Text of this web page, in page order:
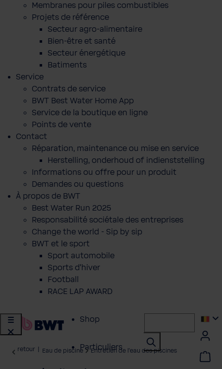
Membranes pour piles combustibles
Projets de référence
Secteur agro-alimentaire
Bien-être et santé
Secteur énergétique
Batiments
Service
Contrats de service
BWT Best Water Home App
Service de la boutique en ligne
Points de vente
Contact
Réparation, maintenance ou mise en service
Herstelling, onderhoud of indienststelling
Informations ou offre pour un produit
Demandes ou questions
À propos de BWT
Best Water Run 2025
Responsabilité sociétale des entreprises
Change the world - Sip by sip
BWT et le sport
Sport automobile
Sports d'hiver
Football
RACE LAP AWARD
Shop
Particuliers
retour Eau de piscine Entretien de l'eau des piscines